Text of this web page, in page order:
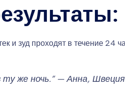
и зуд проходят в течение 24
ту же ночь.” — Анна, Швеция